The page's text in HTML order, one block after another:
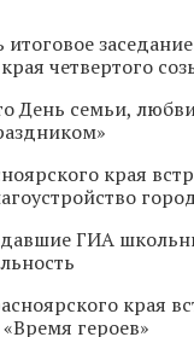
четвертого
День семьи,
края
ГИА
края
героев»